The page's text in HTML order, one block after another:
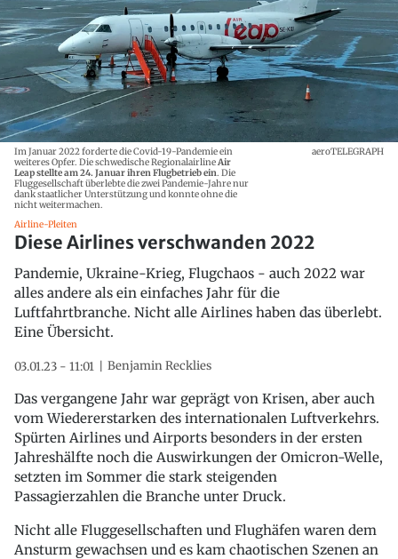
Im Januar 2022 forderte die Covid-19-Pandemie ein
weiteres Opfer. Die schwedische RegionalairlineAir
Leap stellte am 24. Januar ihren Flugbetrieb ein. Die
Fluggesellschaft überlebte die zwei Pandemie-Jahre nur
dank staatlicher Unterstützung und konnte ohne die
nicht weitermachen.
aeroTELEGRAPH
Airline-Pleiten
Diese Airlines verschwanden 2022
Pandemie, Ukraine-Krieg, Flugchaos - auch 2022 war
alles andere als ein einfaches Jahr für die
Luftfahrtbranche. Nicht alle Airlines haben das überlebt.
Eine Übersicht.
03.01.23 - 11:01 Benjamin Recklies
Das vergangene Jahr war geprägt von Krisen, aber auch
vom Wiedererstarken des internationalen Luftverkehrs.
Spürten Airlines und Airports besonders in der ersten
Jahreshälfte noch die Auswirkungen der Omicron-Welle,
setzten im Sommer die stark steigenden
Passagierzahlen die Branche unter Druck.
Nicht alle Fluggesellschaften und Flughäfen waren dem
Ansturm gewachsen und es kam chaotischen Szenen an